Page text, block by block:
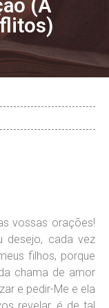
(A
vossas orações!
desejo, cada vez
filhos, porque
chama de amor
e pedir-Me e ela